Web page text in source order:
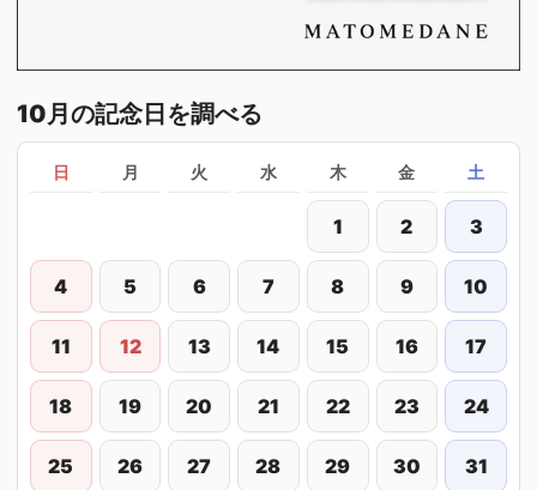
10月の記念日を調べる
日 月 火 水 木 金 土
1 2 3
4 5 6 7 8 9 10
11 12 13 14 15 16 17
18 19 20 21 22 23 24
25 26 27 28 29 30 31